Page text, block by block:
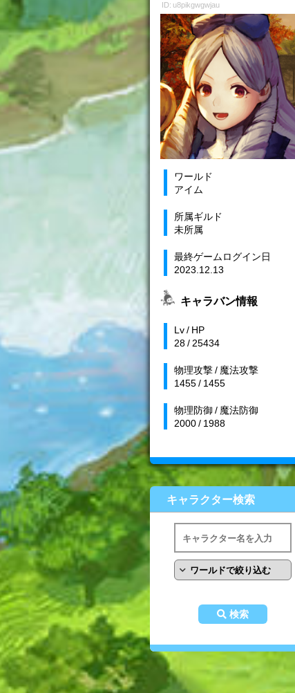
ID: u8pikgwgwjau
ワールド
アイム
所属ギルド
未所属
最終ゲームログイン日
2023.12.13
キャラバン情報
Lv / HP
28 / 25434
物理攻撃 / 魔法攻撃
1455 / 1455
物理防御 / 魔法防御
2000 / 1988
キャラクター検索
検索